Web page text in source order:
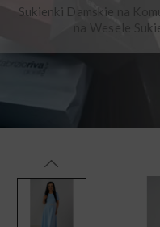
Sukienki Damskie na
na Wesele